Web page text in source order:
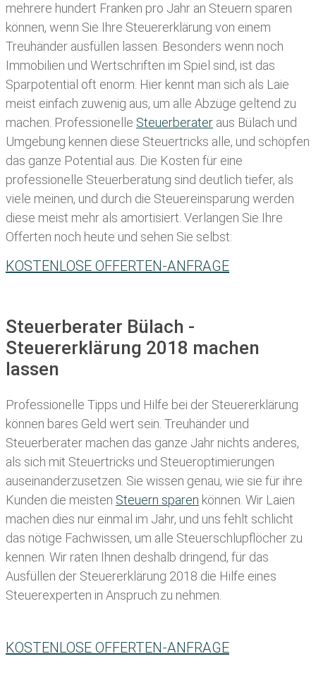
mehrere hundert Franken pro Jahr an Steuern sparen
können, wenn Sie Ihre Steuererklärung von einem
Treuhänder ausfüllen lassen . Besonders wenn noch
Immobilien und Wertschriften im Spiel sind, ist das
Sparpotential oft enorm. Hier kennt man sich als Laie
meist einfach zuwenig aus, um alle Abzüge geltend zu
machen. Professionelle Steuerberater aus Bülach und
Umgebung kennen diese Steuertricks alle, und schöpfen
das ganze Potential aus. Die Kosten für eine
professionelle Steuerberatung sind deutlich tiefer, als
viele meinen, und durch die Steuereinsparung werden
diese meist mehr als amortisiert. Verlangen Sie Ihre
Offerten noch heute und sehen Sie selbst:
KOSTENLOSE OFFERTEN-ANFRAGE
Steuerberater Bülach -
Steuererklärung 2018 machen
lassen
Professionelle Tipps und Hilfe bei der Steuererklärung
können bares Geld wert sein. Treuhänder und
Steuerberater machen das ganze Jahr nichts anderes,
als sich mit Steuertricks und Steueroptimierungen
auseinanderzusetzen. Sie wissen genau, wie sie für ihre
Kunden die meisten Steuern sparen können. Wir Laien
machen dies nur einmal im Jahr, und uns fehlt schlicht
das nötige Fachwissen, um alle Steuerschlupflöcher zu
kennen. Wir raten Ihnen deshalb dringend, für das
Ausfüllen der Steuererklärung 2018 die Hilfe eines
Steuerexperten in Anspruch zu nehmen.
KOSTENLOSE OFFERTEN-ANFRAGE